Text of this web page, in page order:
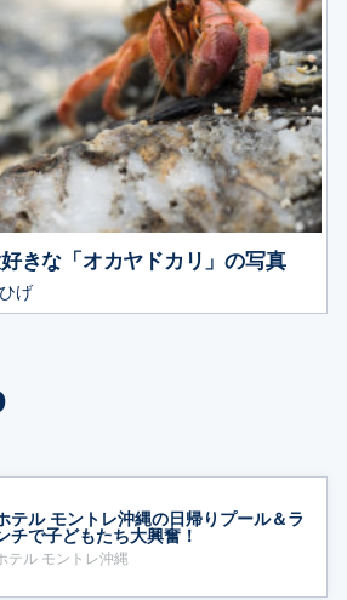
きな「オカヤドカリ」の写真
げ
テル モントレ沖縄の日帰りプール＆ラ
チで子どもたち大興奮！
テル モントレ沖縄